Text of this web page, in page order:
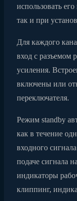
использовать
так и при
Для каждого
вход с разъемом
усиления.
включены или
переключателя.
Режим standby
как в течение
входного
подаче сигнала
индикаторы
клиппинг,